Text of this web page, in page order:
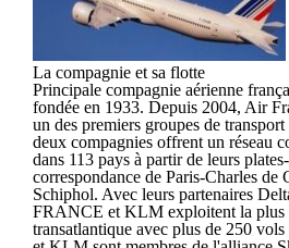
La compagnie et sa flotte
Principale compagnie aérienne
fondée en 1933. Depuis 2004, Air
un des premiers groupes de
deux compagnies offrent un réseau
dans 113 pays à partir de leurs
correspondance de Paris-Charles de
Schiphol. Avec leurs partenaires
FRANCE et KLM exploitent la plus
transatlantique avec plus de 250